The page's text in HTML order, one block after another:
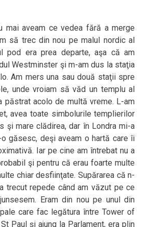
mai aveam ce vedea fără a merge
să trec din nou pe malul nordic al
pod era prea departe, aşa că am
Westminster şi m-am dus la staţia
Am mers una sau două staţii spre
unde vroiam să văd un templu al
păstrat acolo de multă vreme. L-am
avea toate simbolurile templierilor
şi mare clădirea, dar în Londra mi-a
găsesc, deşi aveam o hartă care îi
Iar pe cine am întrebat nu a
şi pentru că erau foarte multe
chiar desfiinţate. Supărarea că n-
trecut repede când am văzut pe ce
Eram din nou pe unul din
care fac legătura între Tower of
Paul şi ajung la Parlament, era plin